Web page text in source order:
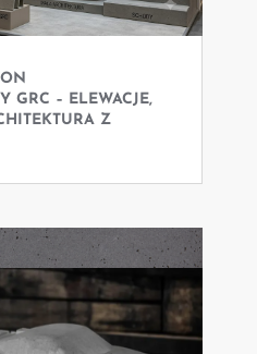
GRC – ELEWACJE,
Z